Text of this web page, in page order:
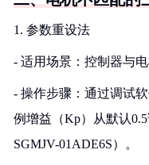
1. 参数重设法
- 适用场景：控制器与
- 操作步骤：通过调试
例增益（Kp）从默认
SGMJV-01ADE6S）。